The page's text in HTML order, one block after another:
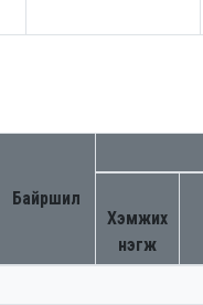
Байршил
Хэмжих
нэгж